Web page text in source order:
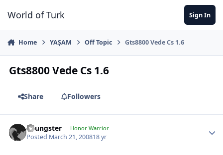
World of Turk Sign In
Home YAŞAM Off Topic Gts8800 Vede Cs 1.6
Gts8800 Vede Cs 1.6
Share Followers
Youngster Honor Warrior
Posted March 21, 200818 yr